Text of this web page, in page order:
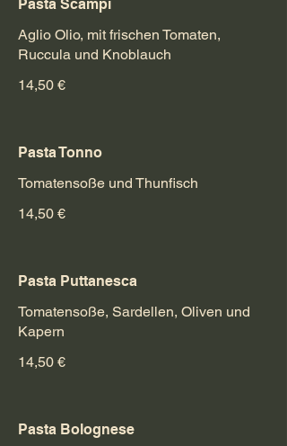
Pasta Scampi
Aglio Olio, mit frischen Tomaten,
Ruccula und Knoblauch
14,50 €
Pasta Tonno
Tomatensoße und Thunfisch
14,50 €
Pasta Puttanesca
Tomatensoße, Sardellen, Oliven und
Kapern
14,50 €
Pasta Bolognese